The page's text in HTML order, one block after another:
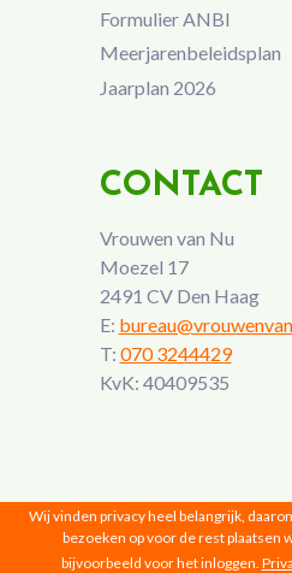
Formulier ANBI
Meerjarenbeleidsplan
Jaarplan 2026
CONTACT
Vrouwen van Nu
Moezel 17
2491 CV Den Haag
E:
T: 070 3244429
KvK: 40409535
Vrouwen van Nu ©
Wij vinden privacy heel belangrijk,
bezoeken op voor de rest plaatsen
bijvoorbeeld voor het inloggen.